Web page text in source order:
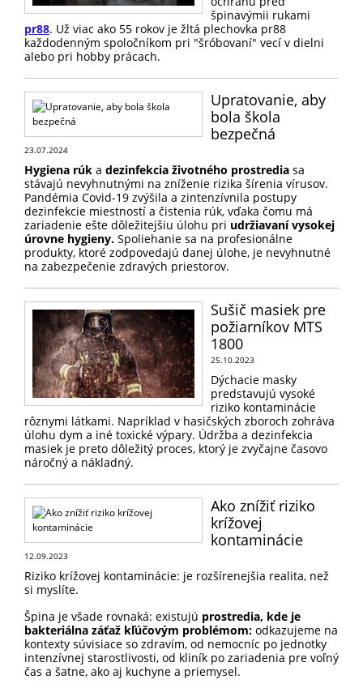
špinavýmii rukami
pr88. Už viac ako 55 rokov je žltá plechovka pr88
každodenným spoločníkom pri "šróbovaní" vecí v dielni
alebo pri hobby prácach.
Upratovanie, aby
bola škola
bezpečná
23.07.2024
Hygiena rúk a dezinfekcia životného prostredia sa
stávajú nevyhnutnými na zníženie rizika šírenia vírusov.
Pandémia Covid-19 zvýšila a zintenzívnila postupy
dezinfekcie miestností a čistenia rúk, vďaka čomu má
zariadenie ešte dôležitejšiu úlohu pri udržiavaní vysokej
úrovne hygieny. Spoliehanie sa na profesionálne
produkty, ktoré zodpovedajú danej úlohe, je nevyhnutné
na zabezpečenie zdravých priestorov.
Sušič masiek pre
požiarníkov MTS
1800
25.10.2023
Dýchacie masky
predstavujú vysoké
riziko kontaminácie
rôznymi látkami. Napríklad v hasičských zboroch zohráva
úlohu dym a iné toxické výpary. Údržba a dezinfekcia
masiek je preto dôležitý proces, ktorý je zvyčajne časovo
náročný a nákladný.
Ako znížiť riziko
krížovej
kontaminácie
12.09.2023
Riziko krížovej kontaminácie: je rozšírenejšia realita, než
si myslíte.
Špina je všade rovnaká: existujú prostredia, kde je
bakteriálna záťaž kľúčovým problémom: odkazujeme na
kontexty súvisiace so zdravím, od nemocníc po jednotky
intenzívnej starostlivosti, od kliník po zariadenia pre voľný
čas a šatne, ako aj kuchyne a priemysel.